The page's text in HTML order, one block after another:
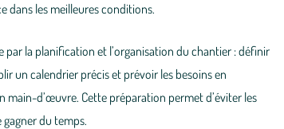
dans les meilleures conditions.
par la planification et l’organisation du chantier : définir
un calendrier précis et prévoir les besoins en
main-d’œuvre. Cette préparation permet d’éviter les
du temps.